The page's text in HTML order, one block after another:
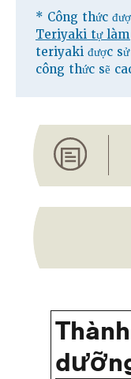
* Công thức
Teriyaki tự làm
teriyaki được
công thức sẽ